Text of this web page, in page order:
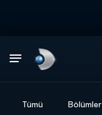
Tümü Bölümler